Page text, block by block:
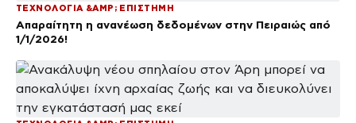
ΤΕΧΝΟΛΟΓΙΑ &AMP; ΕΠΙΣΤΗΜΗ
Απαραίτητη η ανανέωση δεδομένων στην Πειραιώς από
1/1/2026!